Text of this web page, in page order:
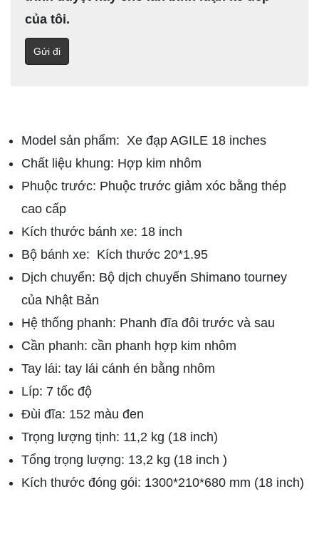
của tôi.
Model sản phẩm: Xe đạp AGILE 18 inches
Chất liệu khung: Hợp kim nhôm
Phuộc trước: Phuộc trước giảm xóc bằng thép
cao cấp
Kích thước bánh xe: 18 inch
Bộ bánh xe: Kích thước 20*1.95
Dịch chuyển: Bộ dịch chuyển Shimano tourney
của Nhật Bản
Hệ thống phanh: Phanh đĩa đôi trước và sau
Cần phanh: cần phanh hợp kim nhôm
Tay lái: tay lái cánh én bằng nhôm
Líp: 7 tốc độ
Đùi đĩa: 152 màu đen
Trọng lượng tịnh: 11,2 kg (18 inch)
Tổng trọng lượng: 13,2 kg (18 inch )
Kích thước đóng gói: 1300*210*680 mm (18 inch)